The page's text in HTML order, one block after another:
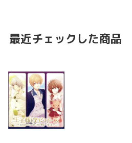
最近チェックした商品